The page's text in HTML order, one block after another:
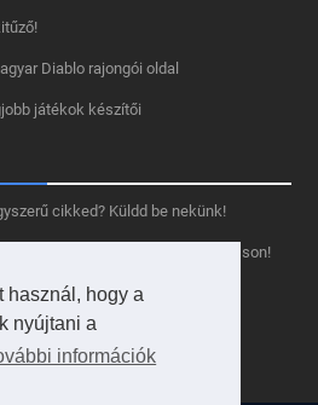
használ, hogy a
nyújtani a
információk
Diablo rajongói oldal
játékok készítői
cikked? Küldd be nekünk!
oldal? Segíts, hogy fennmaradhasson!
velünk kapcsolatba!
oldaladon is!